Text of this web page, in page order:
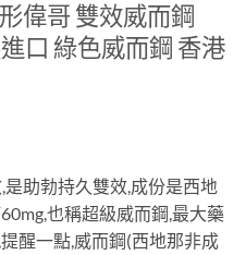
偉哥 雙效威而鋼
口 綠色威而鋼 香港
助勃持久雙效,成份是西地
也稱超級威而鋼,最大藥
醒一點,威而鋼(西地那非成